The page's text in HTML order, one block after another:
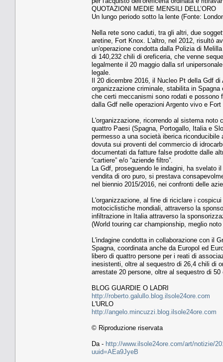
QUOTAZIONI MEDIE MENSILI DELL’ORO
Un lungo periodo sotto la lente (Fonte:
Nella rete sono caduti, tra gli altri, due
aretine, Fort Knox. L'altro, nel 2012, risultò
un'operazione condotta dalla Polizia di
di 140,232 chili di oreficeria, che venne
legalmente il 20 maggio dalla srl
legale.
Il 20 dicembre 2016, il Nucleo Pt della Gdf
organizzazione criminale, stabilita in
che certi meccanismi sono rodati e
dalla Gdf nelle operazioni Argento vivo e Fort
L'organizzazione, ricorrendo al sistema noto
quattro Paesi (Spagna, Portogallo, Italia e
permesso a una società iberica
dovuta sui proventi del commercio di
documentati da fatture false prodotte dalle
“cartiere” e/o “aziende filtro”.
La Gdf, proseguendo le indagini, ha svelato
vendita di oro puro, si prestava
nel biennio 2015/2016, nei confronti delle
L'organizzazione, al fine di riciclare i
motociclistiche mondiali, attraverso la
infiltrazione in Italia attraverso la
(World touring car championship, meglio
L'indagine condotta in collaborazione con il
Spagna, coordinata anche da Europol ed
libero di quattro persone per i reati di
inesistenti, oltre al sequestro di 26,4 chili di
arrestate 20 persone, oltre al sequestro di
BLOG GUARDIE O LADRI
http://roberto.galullo.blog.ilsole24ore.com
L'URLO
http://angelo.mincuzzi.blog.ilsole24ore.com
© Riproduzione riservata
Da - http://www.ilsole24ore.com/art/notizie/
uuid=AEa9JyeB